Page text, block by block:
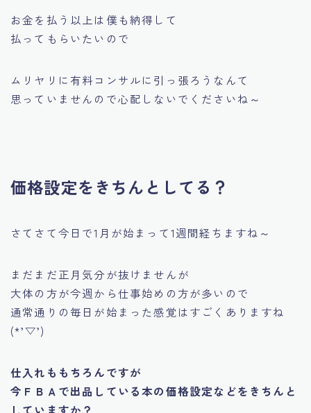
お金を払う以上は僕も納得して
払ってもらいたいので
ムリヤリに有料コンサルに引っ張ろうなんて
思っていませんので心配しないでくださいね～
価格設定をきちんとしてる？
さてさて今日で1月が始まって1週間経ちますね～
まだまだ正月気分が抜けませんが
大体の方が今週から仕事始めの方が多いので
通常通りの毎日が始まった感覚はすごくありますね
(*’▽’)
仕入れももちろんですが
今ＦＢＡで出品している本の価格設定などをきちんと
していますか？